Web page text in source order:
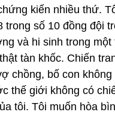
kiến nhiều thứ.
trong số 10 đồng đội
và hi sinh trong một
tàn khốc. Chiến
chồng, bố con
thế giới không có
tôi. Tôi muốn hòa